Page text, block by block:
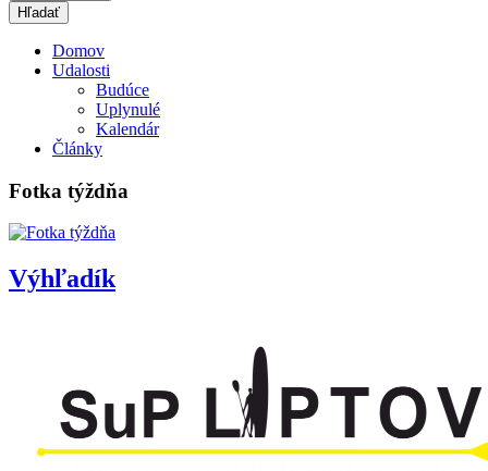
Domov
Udalosti
Budúce
Uplynulé
Kalendár
Články
Fotka týždňa
Výhľadík